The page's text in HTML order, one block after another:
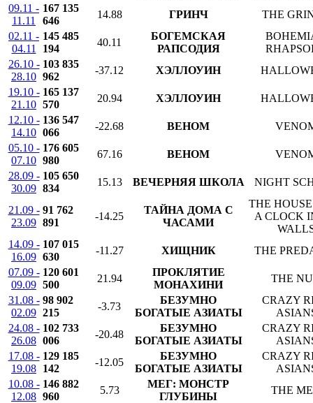
09.11 -
11.11
167 135
646
14.88 ГРИНЧ
THE
02.11 -
04.11
145 485
194
40.11
БОГЕМСКАЯ
РАПСОДИЯ
26.10 -
28.10
103 835
962
-37.12 ХЭЛЛОУИН
19.10 -
21.10
165 137
570
20.94 ХЭЛЛОУИН
12.10 -
14.10
136 547
066
-22.68 ВЕНОМ
05.10 -
07.10
176 605
980
67.16 ВЕНОМ
28.09 -
30.09
105 650
834
15.13 ВЕЧЕРНЯЯ ШКОЛА NIGHT
21.09 -
23.09
91 762
891
-14.25
ТАЙНА ДОМА С
ЧАСАМИ
THE
A CLOCK
14.09 -
16.09
107 015
630
-11.27 ХИЩНИК
THE
07.09 -
09.09
120 601
500
21.94
ПРОКЛЯТИЕ
МОНАХИНИ
THE
31.08 -
02.09
98 902
215
-3.73
БЕЗУМНО
БОГАТЫЕ АЗИАТЫ
CRAZY
24.08 -
26.08
102 733
006
-20.48
БЕЗУМНО
БОГАТЫЕ АЗИАТЫ
CRAZY
17.08 -
19.08
129 185
142
-12.05
БЕЗУМНО
БОГАТЫЕ АЗИАТЫ
CRAZY
10.08 -
12.08
146 882
960
5.73
МЕГ: МОНСТР
ГЛУБИНЫ
THE